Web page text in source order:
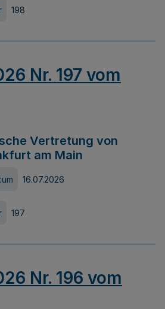
198
Nr. 197 vom
Vertretung von
am Main
16.07.2026
197
Nr. 196 vom